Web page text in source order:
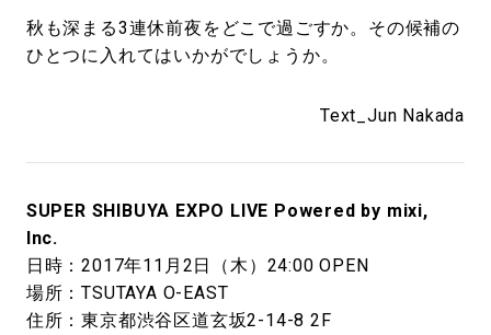
秋も深まる3連休前夜をどこで過ごすか。その候補の
ひとつに入れてはいかがでしょうか。
Text_Jun Nakada
SUPER SHIBUYA EXPO LIVE Powered by mixi,
Inc.
日時：2017年11月2日（木）24:00 OPEN
場所：TSUTAYA O-EAST
住所：東京都渋谷区道玄坂2-14-8 2F